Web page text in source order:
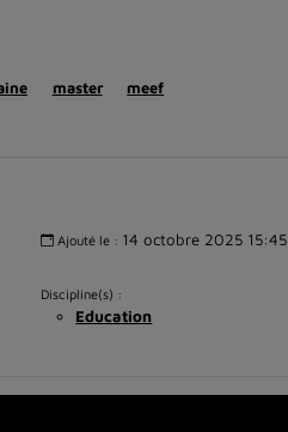
master
meef
Ajouté le : 14 octobre 2025 15:45
Discipline(s) :
Education